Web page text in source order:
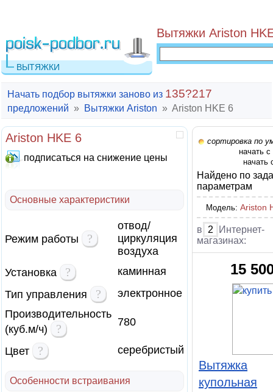
ВЫТЯЖКИ
Вытяжки Ariston
Начать подбор вытяжки заново из 135?217
предложений » Вытяжки Ariston » Ariston HKE 6
Ariston HKE 6
подписаться на снижение цены
Основные характеристики
Режим работы ?
отвод/
циркуляция
воздуха
Установка
?
каминная
Тип управления
?
электронное
Производительность
(куб.м/ч)
? 780
Цвет ? серебристый
Особенности встраивания
сортировка по
начать
начать
Найдено по
параметрам
Модель: Ariston
в 2
Интернет-
магазинах:
15
Вытяжка
купольная